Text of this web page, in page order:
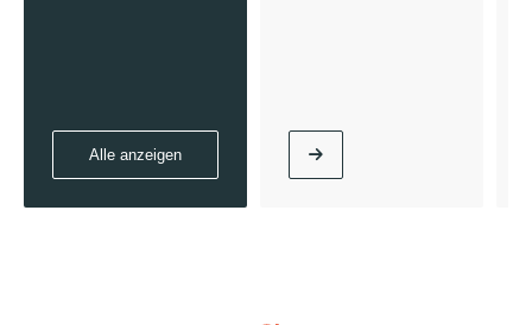
1.5 (NCP13_) | 110 KW / 150 PS | ab 03/2000
bis 07/2005
Alle anzeigen